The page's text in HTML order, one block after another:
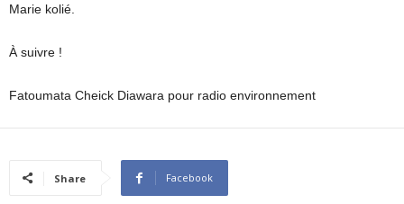
Marie kolié.
À suivre !
Fatoumata Cheick Diawara pour radio environnement
Share Facebook